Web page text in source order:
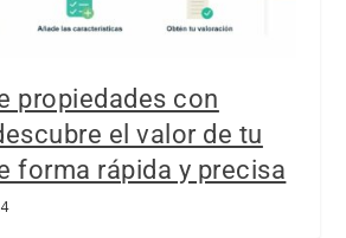
propiedades con
el valor de tu
forma rápida y precisa